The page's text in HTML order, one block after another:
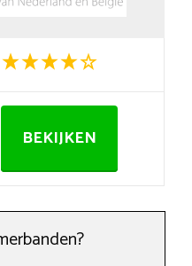
BEKIJKEN